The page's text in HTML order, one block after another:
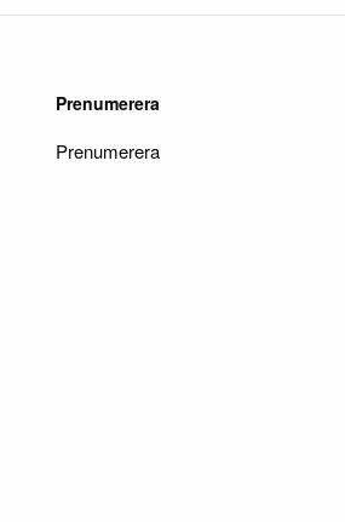
Prenumerera
Prenumerera